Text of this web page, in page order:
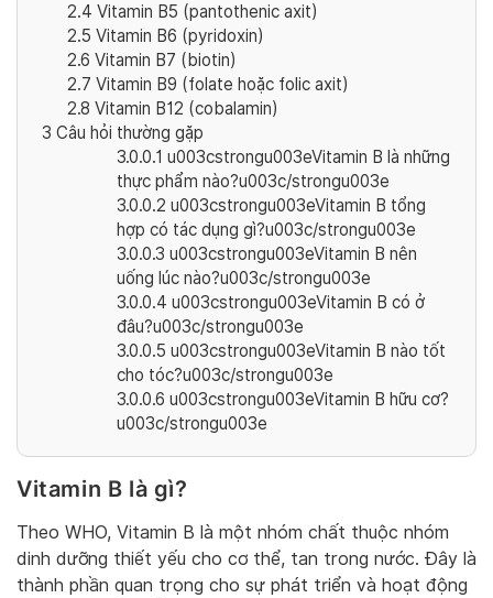
2.4 Vitamin B5 (pantothenic axit)
2.5 Vitamin B6 (pyridoxin)
2.6 Vitamin B7 (biotin)
2.7 Vitamin B9 (folate hoặc folic axit)
2.8 Vitamin B12 (cobalamin)
3 Câu hỏi thường gặp
3.0.0.1 u003cstrongu003eVitamin B là những
thực phẩm nào?u003c/strongu003e
3.0.0.2 u003cstrongu003eVitamin B tổng
hợp có tác dụng gì?u003c/strongu003e
3.0.0.3 u003cstrongu003eVitamin B nên
uống lúc nào?u003c/strongu003e
3.0.0.4 u003cstrongu003eVitamin B có ở
đâu?u003c/strongu003e
3.0.0.5 u003cstrongu003eVitamin B nào tốt
cho tóc?u003c/strongu003e
3.0.0.6 u003cstrongu003eVitamin B hữu cơ?
u003c/strongu003e
Vitamin B là gì?
Theo WHO, Vitamin B là một nhóm chất thuộc nhóm
dinh dưỡng thiết yếu cho cơ thể, tan trong nước. Đây là
thành phần quan trọng cho sự phát triển và hoạt động